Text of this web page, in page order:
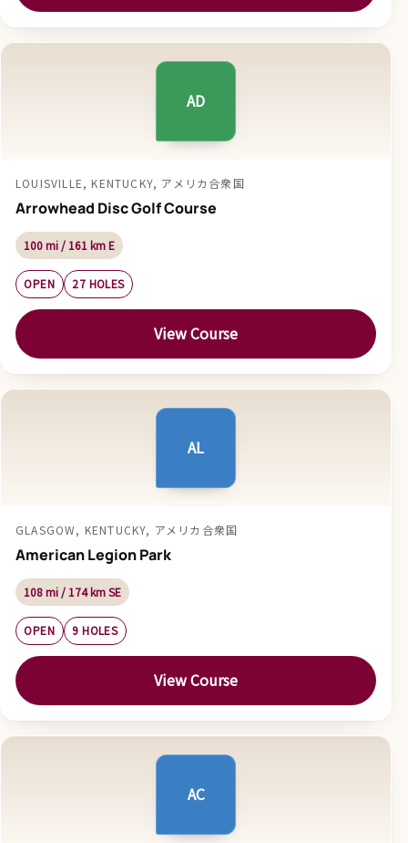
AD
LOUISVILLE, KENTUCKY, アメリカ合衆国
Arrowhead Disc Golf Course
100 mi / 161 km E
OPEN 27 HOLES
View Course
AL
GLASGOW, KENTUCKY, アメリカ合衆国
American Legion Park
108 mi / 174 km SE
OPEN 9 HOLES
View Course
AC